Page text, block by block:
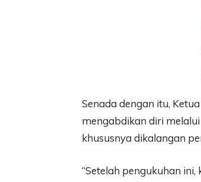
Senada dengan itu,
mengabdikan diri
khususnya dikalangan
“Setelah pengukuhan